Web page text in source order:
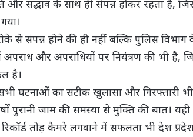
और सद्भाव के साथ ही संपन्न होकर रहता है,
से संपन्न होने की ही नहीं बल्कि पुलिस
और अपराधियों पर नियंत्रण की भी है,
है।
घटनाओं का सटीक खुलासा और गिरफ्तारी
पुरानी जाम की समस्या से मुक्ति की बात।
तोड़ कैमरे लगवाने में सफलता भी देश